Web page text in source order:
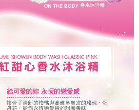
」時，將依據個別帳號之用戶狀況，依本公司即
；若仍有額度不足之情形，本公司將視審查結果
或使用他人資訊註冊。若發現惡意使用之情形，
權停止該用戶之使用額度並採取法律行動。